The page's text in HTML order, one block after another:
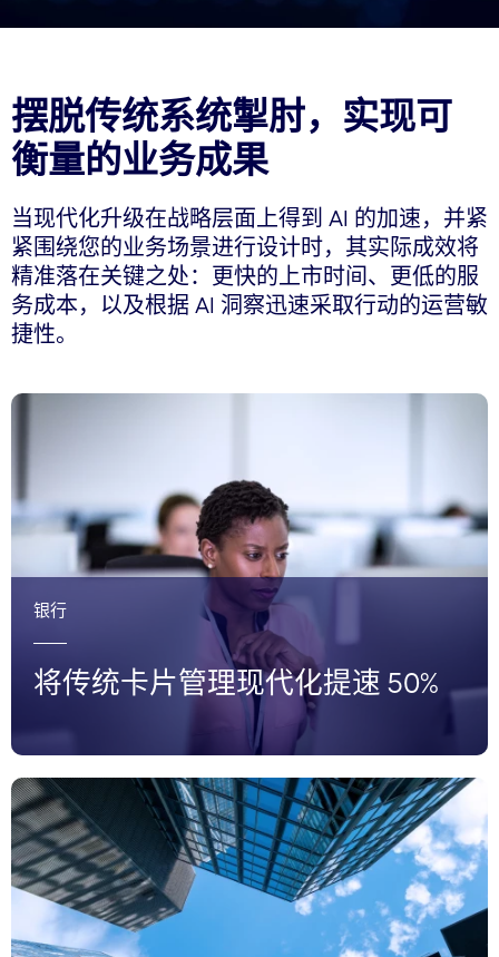
摆脱传统系统掣肘，实现可
衡量的业务成果
当现代化升级在战略层面上得到 AI 的加速，并紧
紧围绕您的业务场景进行设计时，其实际成效将
精准落在关键之处：更快的上市时间、更低的服
务成本，以及根据 AI 洞察迅速采取行动的运营敏
捷性。
银行
将传统卡片管理现代化提速 50%